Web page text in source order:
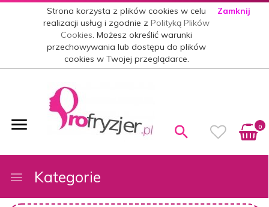
Strona korzysta z plików cookies w celu
realizacji usług i zgodnie zPolityką Plików
Cookies. Możesz określić warunki
przechowywania lub dostępu do plików
cookies w Twojej przeglądarce.
Zamknij
0
Kategorie